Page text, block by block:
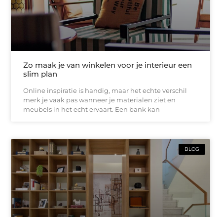
Zo maak je van winkelen voor je interieur een
slim plan
Online inspiratie is handig, maar het echte verschil
merk je vaak pas wanneer je materialen ziet en
meubels in het echt ervaart. Een bank kan
BLOG